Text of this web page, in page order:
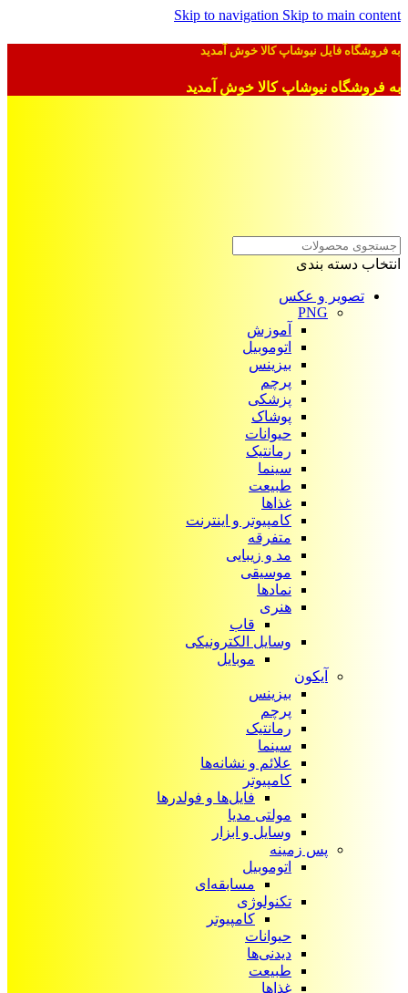
Skip to navigation Skip to main content
به فروشگاه فایل نیوشاپ کالا خوش آمدید
به فروشگاه نیوشاپ کالا خوش آمدید
انتخاب دسته بندی
تصویر و عکس
PNG
آموزش
اتوموبیل
بیزینس
پرچم
پزشکی
پوشاک
حیوانات
رمانتیک
سینما
طبیعت
غذاها
کامپیوتر و اینترنت
متفرقه
مد و زیبایی
موسیقی
نمادها
هنری
قاب
وسایل الکترونیکی
موبایل
آیکون‌
بیزینس
پرچم
رمانتیک
سینما
علائم و نشانه‌ها
کامپیوتر
فایل‌ها و فولدرها
مولتی مدیا
وسایل و ابزار
پس زمینه
اتوموبیل
مسابقه‌ای
تکنولوژی
کامپیوتر
حیوانات
دیدنی‌ها
طبیعت
غذاها